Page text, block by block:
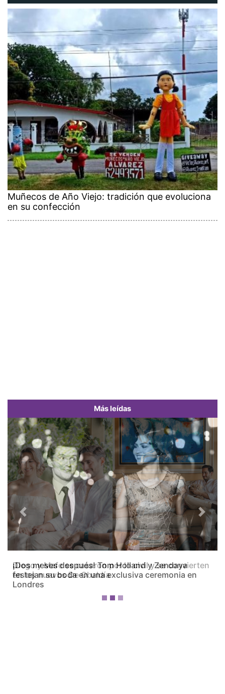
Muñecos de Año Viejo: tradición que evoluciona
en su confección
Más leídas
Diego y Mafe se casaron por lo civil y se convierten
en los nuevos De Obaldía
Previous Next